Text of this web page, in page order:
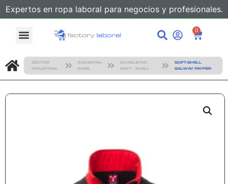
Expertos en ropa laboral para negocios y profesionales.
0
SECTOR
INDUSTRIAL
INDUSTRIA
BASE
CHAQUETAS
SOFT - SHELL
SOFT-SHELL
GALWAY PAYPER